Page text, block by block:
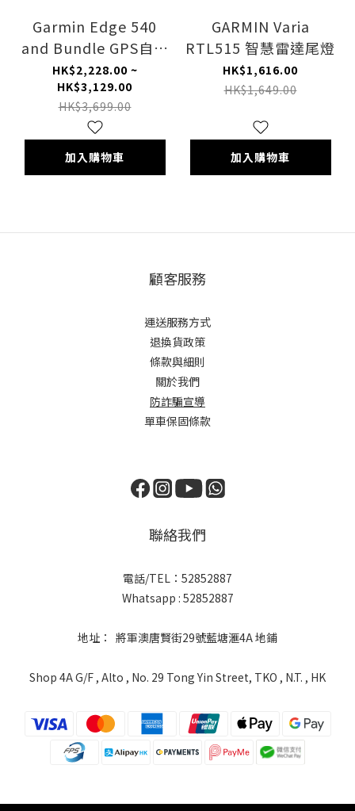
Garmin Edge 540
and Bundle GPS自行
車碼錶
HK$2,228.00 ~
HK$3,129.00
HK$3,699.00
加入購物車
GARMIN Varia
RTL515 智慧雷達尾燈
HK$1,616.00
HK$1,649.00
加入購物車
顧客服務
運送服務方式
退換貨政策
條款與細則
關於我們
防詐騙宣導
單車保固條款
聯絡我們
電話/TEL：52852887
Whatsapp : 52852887
地址： 將軍澳唐賢街29號藍塘滙4A 地鋪
Shop 4A G/F , Alto , No. 29 Tong Yin Street, TKO , N.T. , HK